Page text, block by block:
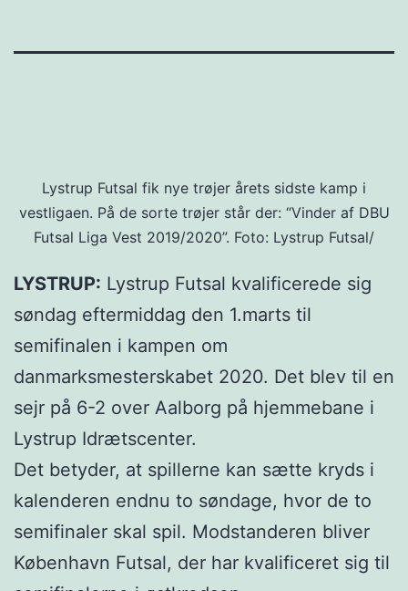
Lystrup Futsal fik nye trøjer årets sidste kamp i
vestligaen. På de sorte trøjer står der: “Vinder af DBU
Futsal Liga Vest 2019/2020”. Foto: Lystrup Futsal/
LYSTRUP: Lystrup Futsal kvalificerede sig
søndag eftermiddag den 1.marts til
semifinalen i kampen om
danmarksmesterskabet 2020. Det blev til en
sejr på 6-2 over Aalborg på hjemmebane i
Lystrup Idrætscenter.
Det betyder, at spillerne kan sætte kryds i
kalenderen endnu to søndage, hvor de to
semifinaler skal spil. Modstanderen bliver
København Futsal, der har kvalificeret sig til